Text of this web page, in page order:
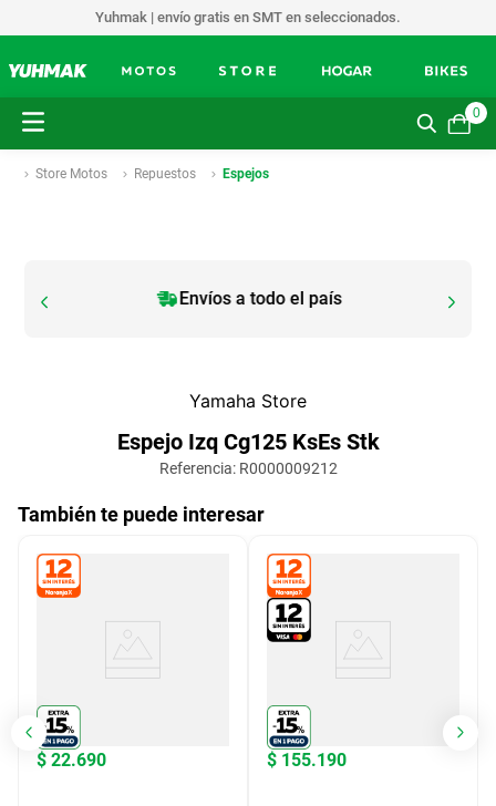
Yuhmak | envío gratis en SMT en seleccionados.
0
Store Motos Repuestos Espejos
Envíos a todo el país
Yamaha Store
Espejo Izq Cg125 KsEs Stk
Referencia: R0000009212
También te puede interesar
$ 22.690 $ 155.190